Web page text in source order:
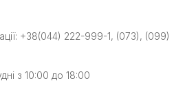
+38(044) 222-999-1, (073), (099)
з 10:00 до 18:00